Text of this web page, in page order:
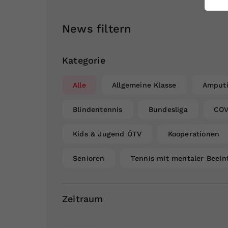
News filtern
Kategorie
Alle Allgemeine Klasse
Blindentennis Bundesliga
Kids & Jugend ÖTV Kooperationen
Senioren Tennis mit mentaler
Zeitraum